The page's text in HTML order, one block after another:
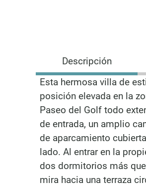
Descripción
Esta hermosa villa de
posición elevada en la
Paseo del Golf todo
de entrada, un amplio
de aparcamiento
lado. Al entrar en la
dos dormitorios más
mira hacia una terraza